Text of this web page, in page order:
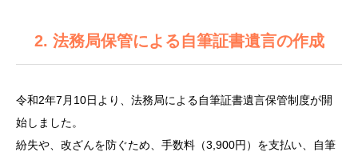
2. 法務局保管による自筆証書遺言の作成
令和2年7月10日より、法務局による自筆証書遺言保管制度が開
始しました。
紛失や、改ざんを防ぐため、手数料（3,900円）を支払い、自筆